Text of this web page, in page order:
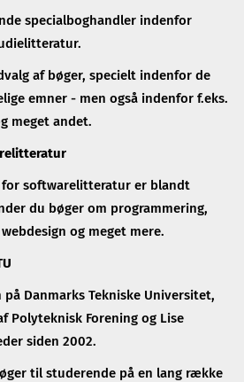
specialboghandler indenfor
af bøger, specielt indenfor de
emner - men også indenfor f.eks.
meget andet.
for softwarelitteratur er blandt
du bøger om programmering,
og meget mere.
Danmarks Tekniske Universitet,
Polyteknisk Forening og Lise
siden 2002.
til studerende på en lang række